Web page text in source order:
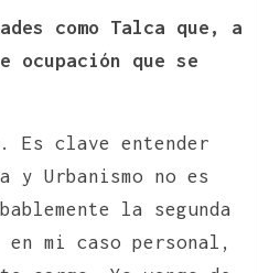
como Talca que, a
que se
Es clave entender
y Urbanismo no es
la segunda
mi caso personal,